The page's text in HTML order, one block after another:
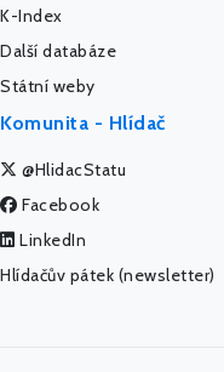
K-Index
Další databáze
Státní weby
Komunita - Hlídač
@HlidacStatu
Facebook
LinkedIn
Hlídačův pátek (newsletter)